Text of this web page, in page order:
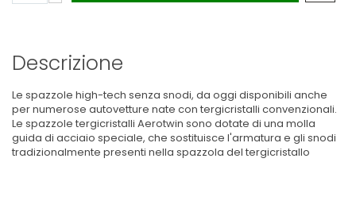
Descrizione
Le spazzole high-tech senza snodi, da oggi disponibili anche
per numerose autovetture nate con tergicristalli convenzionali.
Le spazzole tergicristalli Aerotwin sono dotate di una molla
guida di acciaio speciale, che sostituisce l'armatura e gli snodi
tradizionalmente presenti nella spazzola del tergicristallo